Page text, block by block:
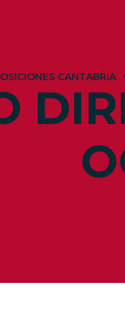
CANTABRIA